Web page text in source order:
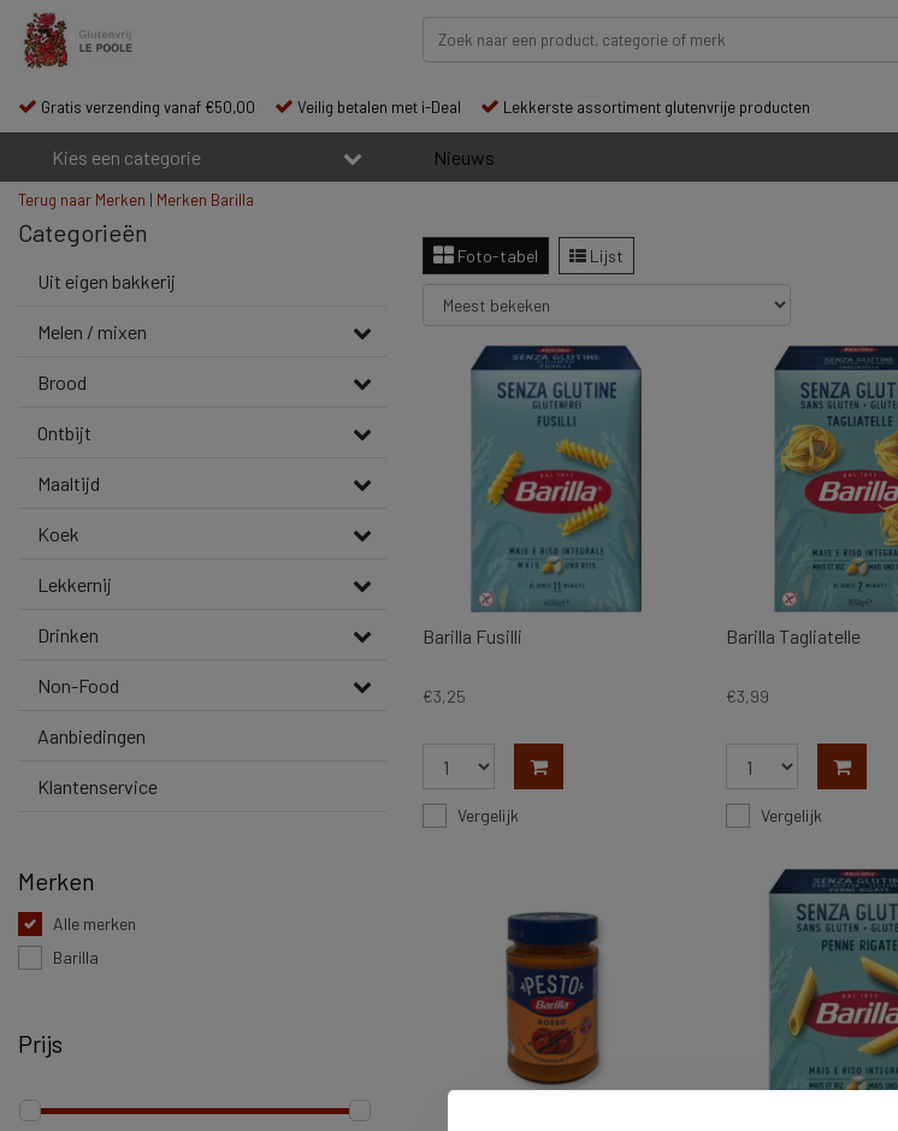
Gratis verzending vanaf €50,00 Veilig betalen met i-Deal Lekkerste assortiment glutenvrije producten
Kies een categorie Nieuws
Terug naar Merken | Merken Barilla
Categorieën
Uit eigen bakkerij
Melen / mixen
Brood
Ontbijt
Maaltijd
Koek
Lekkernij
Drinken
Non-Food
Aanbiedingen
Klantenservice
Merken
Alle merken
Barilla
Prijs
Foto-tabel Lijst
Barilla Fusilli
€3,25
Vergelijk
Barilla Tagliatelle
€3,99
Vergelijk